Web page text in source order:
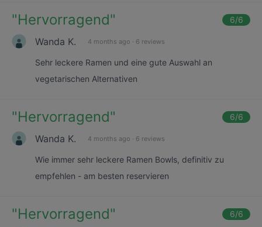
"Hervorragend" 6/6
Wanda K. 4 months ago · 6 reviews
Sehr leckere Ramen und eine gute Auswahl an
vegetarischen Alternativen
"Hervorragend" 6/6
Wanda K. 4 months ago · 6 reviews
Wie immer sehr leckere Ramen Bowls, definitiv zu
empfehlen - am besten reservieren
"Hervorragend" 6/6